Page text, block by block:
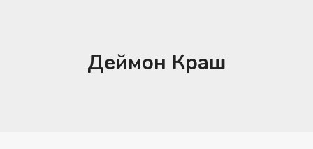
Деймон Краш